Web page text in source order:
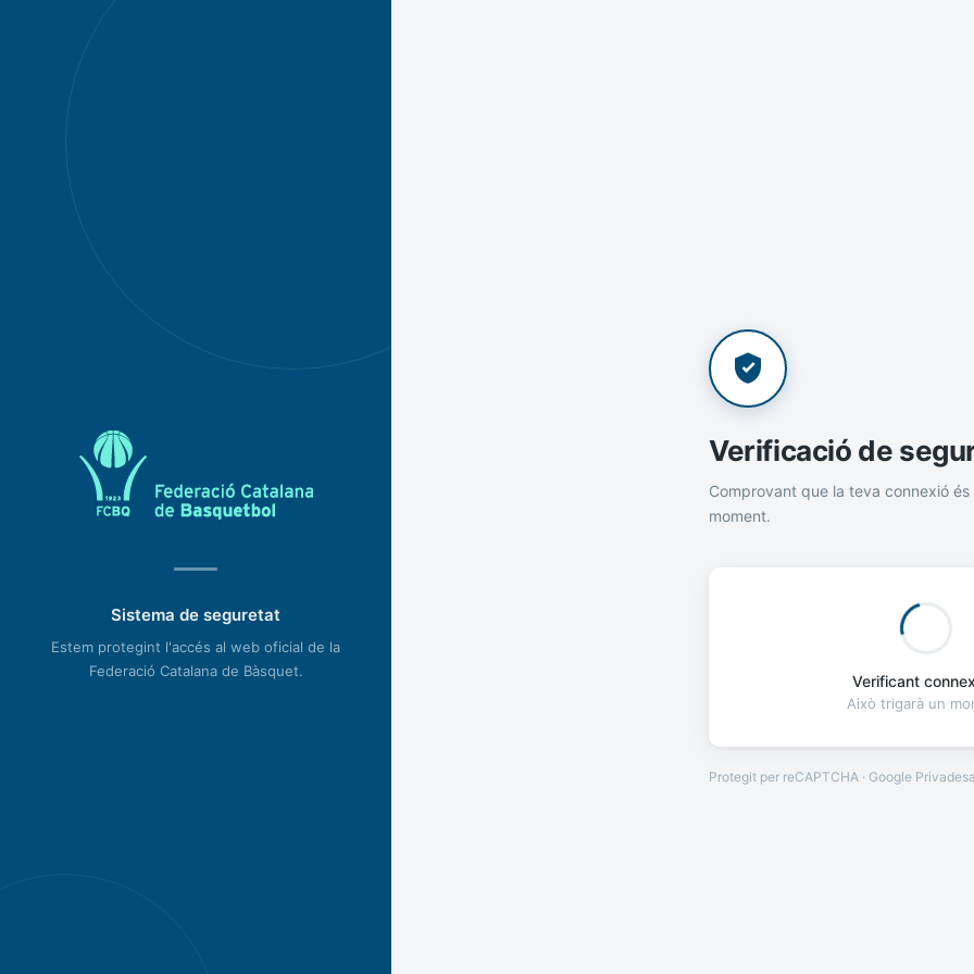
Sistema de seguretat
Estem protegint l'accés al web oficial de la
Federació Catalana de Bàsquet.
Verificació de
Comprovant que la teva connexió és
moment.
Verificant
Això trigarà un
Protegit per reCAPTCHA · Google Privadesa